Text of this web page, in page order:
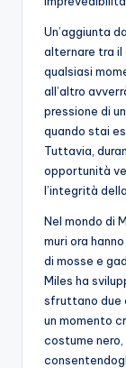
Un’aggiunta
alternare tra il
qualsiasi
all’altro
pressione di
quando stai
Tuttavia,
opportunità
l’integrità
Nel mondo di
muri ora
di mosse e
Miles ha
sfruttano due
un momento
costume nero,